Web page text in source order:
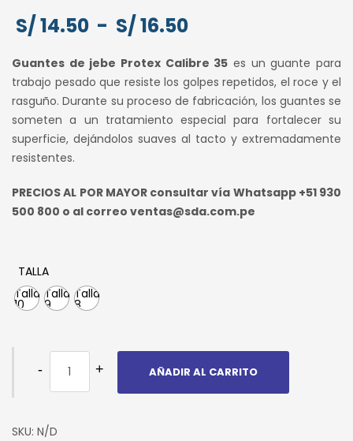
S/14.50 - S/16.50
precios:
desde
S/ 14.50
hasta
Guantes de jebe Protex Calibre 35 es un guante para
trabajo pesado que resiste los golpes repetidos, el roce y el
rasguño. Durante su proceso de fabricación, los guantes se
someten a un tratamiento especial para fortalecer su
superficie, dejándolos suaves al tacto y extremadamente
resistentes.
PRECIOS AL POR MAYOR consultar vía Whatsapp +51 930
500 800 o al correo ventas@sda.com.pe
TALLA
Talla
10
Talla
9
Talla
8
AÑADIR AL CARRITO
SKU: N/D